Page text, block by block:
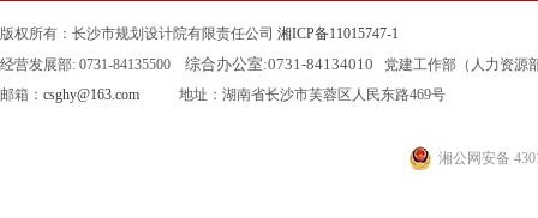
版权所有：长沙市规划设计院有限责任公司 湘ICP备11015747-1
经营发展部: 0731-84135500 综合办公室:0731-84134010
党建工作部（人力资源
邮箱： csghy@163.com 地址：湖南省长沙市芙蓉区人民东路469号
湘公网安备